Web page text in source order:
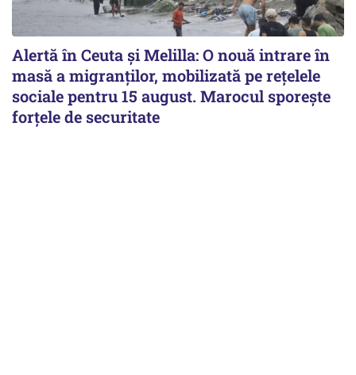
Alertă în Ceuta și Melilla: O nouă intrare în
masă a migranților, mobilizată pe rețelele
sociale pentru 15 august. Marocul sporește
forțele de securitate